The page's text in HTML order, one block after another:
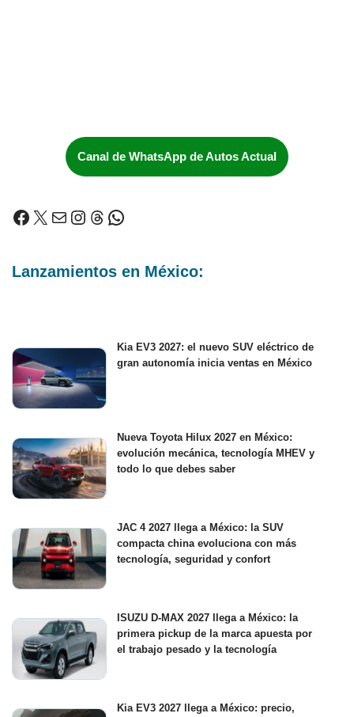
Canal de WhatsApp de Autos Actual
Lanzamientos en México:
Kia EV3 2027: el nuevo SUV eléctrico de
gran autonomía inicia ventas en México
Nueva Toyota Hilux 2027 en México:
evolución mecánica, tecnología MHEV y
todo lo que debes saber
JAC 4 2027 llega a México: la SUV
compacta china evoluciona con más
tecnología, seguridad y confort
ISUZU D-MAX 2027 llega a México: la
primera pickup de la marca apuesta por
el trabajo pesado y la tecnología
Kia EV3 2027 llega a México: precio,